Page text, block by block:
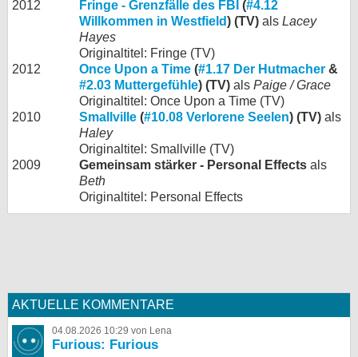
2012
Fringe - Grenzfälle des FBI (#4.12
Willkommen in Westfield) (TV) als Lacey
Hayes
Originaltitel: Fringe (TV)
2012
Once Upon a Time (#1.17 Der Hutmacher &
#2.03 Muttergefühle) (TV) als Paige / Grace
Originaltitel: Once Upon a Time (TV)
2010
Smallville (#10.08 Verlorene Seelen) (TV) als
Haley
Originaltitel: Smallville (TV)
2009
Gemeinsam stärker - Personal Effects als
Beth
Originaltitel: Personal Effects
AKTUELLE KOMMENTARE
04.08.2026 10:29 von Lena
Furious: Furious